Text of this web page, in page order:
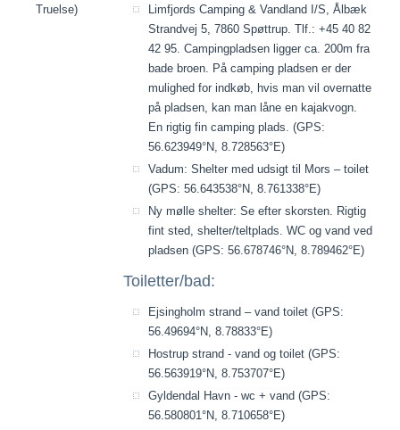
Truelse)
Limfjords Camping & Vandland I/S, Ålbæk
Strandvej 5, 7860 Spøttrup. Tlf.: +45 40 82
42 95. Campingpladsen ligger ca. 200m fra
bade broen. På camping pladsen er der
mulighed for indkøb, hvis man vil overnatte
på pladsen, kan man låne en kajakvogn.
En rigtig fin camping plads. (GPS:
56.623949°N, 8.728563°E)
Vadum: Shelter med udsigt til Mors – toilet
(GPS: 56.643538°N, 8.761338°E)
Ny mølle shelter: Se efter skorsten. Rigtig
fint sted, shelter/teltplads. WC og vand ved
pladsen (GPS: 56.678746°N, 8.789462°E)
Toiletter/bad:
Ejsingholm strand – vand toilet (GPS:
56.49694°N, 8.78833°E)
Hostrup strand - vand og toilet (GPS:
56.563919°N, 8.753707°E)
Gyldendal Havn - wc + vand (GPS:
56.580801°N, 8.710658°E)